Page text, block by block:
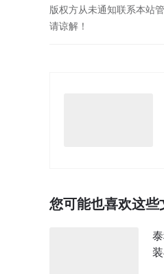
版权方从未通知联系本站
请谅解！
您可能也喜欢这些